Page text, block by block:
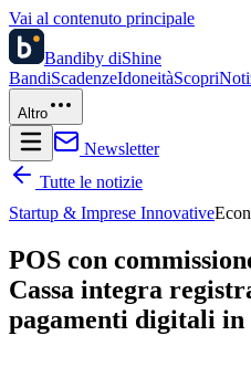
Vai al contenuto principale
Bandiby diShine
BandiScadenzeIdoneitàScopri
Altro
Newsletter
Tutte le notizie
Startup & Imprese Innovative
POS con
Cassa integra
pagamenti digitali in